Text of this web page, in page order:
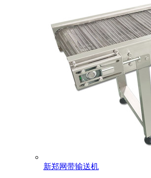
新郑网带输送机